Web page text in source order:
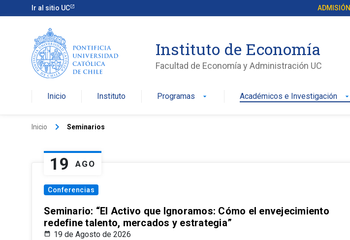
Ir al sitio UC ADMISIÓN
Instituto de Economía
Facultad de Economía y Administración UC
Inicio Instituto Programas arrow_drop_down Académicos e Investigación arrow_drop_down
Inicio keyboard_arrow_right Seminarios
19 AGO
Conferencias
Seminario: “El Activo que Ignoramos: Cómo el envejecimiento
redefine talento, mercados y estrategia”
19 de Agosto de 2026